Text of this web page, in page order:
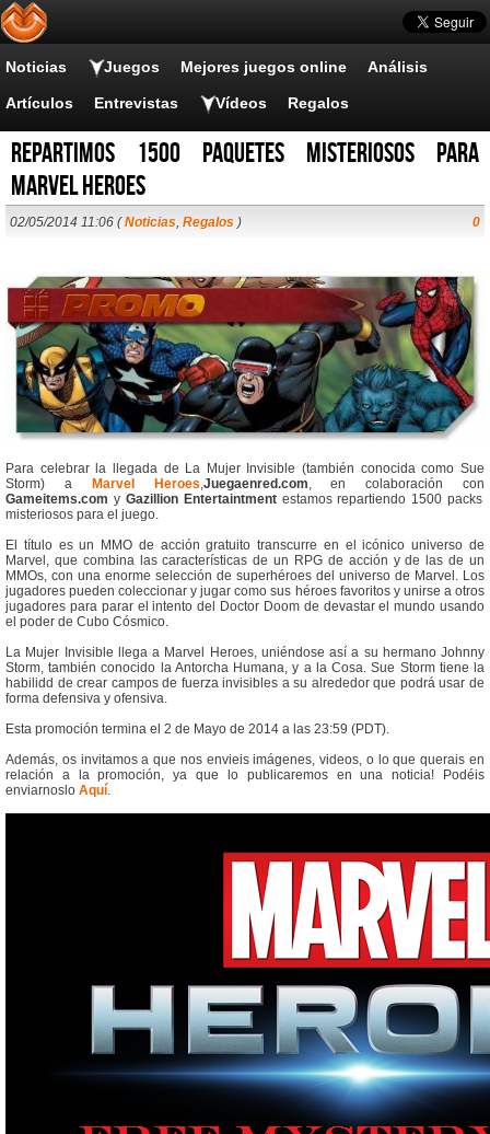
Noticias Juegos Mejores juegos online Análisis
Artículos Entrevistas Vídeos Regalos
Repartimos 1500 paquetes misteriosos para
Marvel Heroes
02/05/2014 11:06 (Noticias, Regalos ) 0
Para celebrar la llegada de La Mujer Invisible (también conocida como Sue
Storm) a
Marvel Heroes,Juegaenred.com, en colaboración con
Gameitems.com y Gazillion Entertaintment estamos repartiendo 1500 packs
misteriosos para el juego.
El título es un MMO de acción gratuito transcurre en el icónico universo de
Marvel, que combina las características de un RPG de acción y de las de un
MMOs, con una enorme selección de superhéroes del universo de Marvel. Los
jugadores pueden coleccionar y jugar como sus héroes favoritos y unirse a otros
jugadores para parar el intento del Doctor Doom de devastar el mundo usando
el poder de Cubo Cósmico.
La Mujer Invisible llega a Marvel Heroes, uniéndose así a su hermano Johnny
Storm, también conocido la Antorcha Humana, y a la Cosa. Sue Storm tiene la
habilidd de crear campos de fuerza invisibles a su alrededor que podrá usar de
forma defensiva y ofensiva.
Esta promoción termina el 2 de Mayo de 2014 a las 23:59 (PDT).
Además, os invitamos a que nos envieis imágenes, videos, o lo que querais en
relación a la promoción, ya que lo publicaremos en una noticia! Podéis
enviarnoslo Aquí.